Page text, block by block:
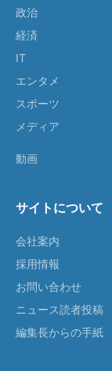
政治
経済
IT
エンタメ
スポーツ
メディア
動画
サイトについて
会社案内
採用情報
お問い合わせ
ニュース読者投稿
編集長からの手紙